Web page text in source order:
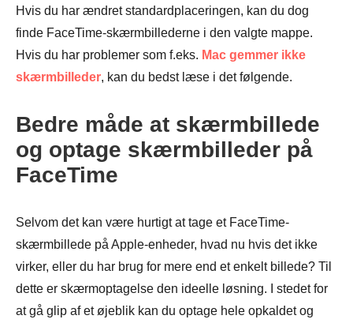
Hvis du har ændret standardplaceringen, kan du dog
finde FaceTime-skærmbillederne i den valgte mappe.
Hvis du har problemer som f.eks. Mac gemmer ikke
skærmbilleder, kan du bedst læse i det følgende.
Bedre måde at skærmbillede
og optage skærmbilleder på
FaceTime
Selvom det kan være hurtigt at tage et FaceTime-
skærmbillede på Apple-enheder, hvad nu hvis det ikke
virker, eller du har brug for mere end et enkelt billede? Til
dette er skærmoptagelse den ideelle løsning. I stedet for
at gå glip af et øjeblik kan du optage hele opkaldet og